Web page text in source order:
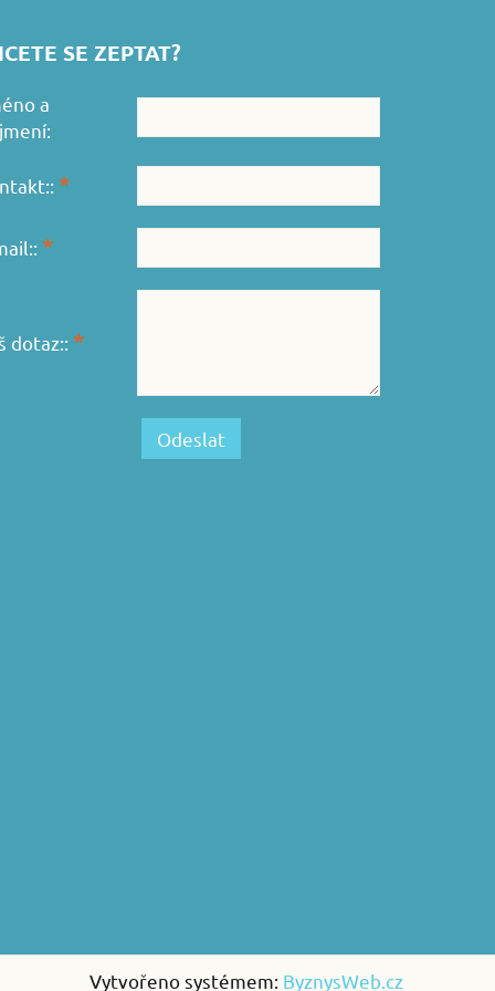
SE ZEPTAT?
a
*
*
dotaz:: *
Odeslat
Vytvořeno systémem: ByznysWeb.cz